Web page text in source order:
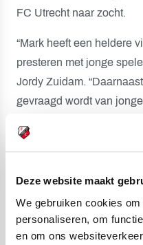
Deze website maakt
We gebruiken cookies
personaliseren, om
en om ons
FC Utrecht naar zocht.
“Mark heeft een heldere
presteren met jonge
Jordy Zuidam.
gevraagd wordt van
Otten zelf kijkt uit naar
werken. “Dit is een
dankbaar voor het
we samen een volgende